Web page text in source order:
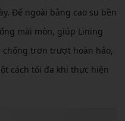
Đế ngoài bằng cao su bền
mài mòn, giúp Lining
chống trơn trượt hoàn hảo,
cách tối đa khi thực hiện